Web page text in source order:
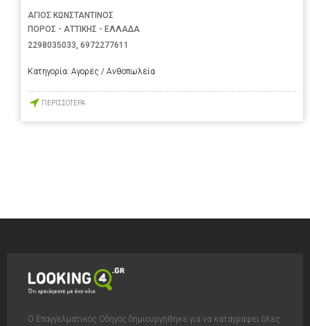
ΑΓΙΟΣ ΚΩΝΣΤΑΝΤΙΝΟΣ
ΠΟΡΟΣ - ΑΤΤΙΚΗΣ - ΕΛΛΑΔΑ
2298035033, 6972277611
Κατηγορία: Αγορές / Ανθοπωλεία
ΠΕΡΙΣΣΟΤΕΡΑ
Ο Επαγγελματικός Οδηγός δημιουργήθηκε για να καταγράψει όλες